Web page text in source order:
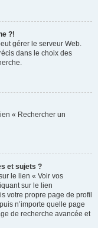
?!
gérer le serveur Web.
dans le choix des
« Rechercher un
et sujets ?
le lien « Voir vos
sur le lien
votre propre page de profil
n’importe quelle page
de recherche avancée et